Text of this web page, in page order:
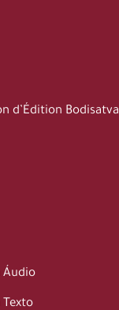
d’Édition Bodisatva
Áudio
Texto